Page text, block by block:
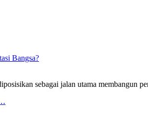
Bangsa?
sebagai jalan utama membangun